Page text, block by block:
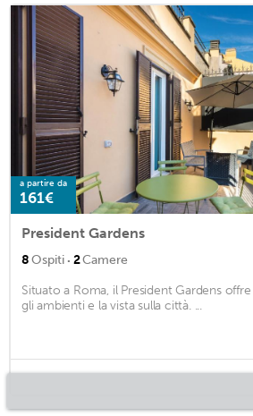
a partire da
161€
President Gardens
8Ospiti · 2Camere
Situato a Roma, il President Gardens
gli ambienti e la vista sulla città. ...